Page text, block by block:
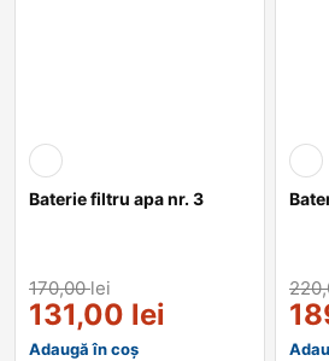
Baterie filtru apa nr. 3
170,00lei
131,00 lei
Adaugă în coș